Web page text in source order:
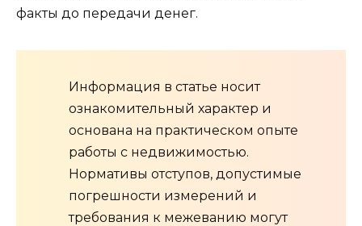
факты до передачи денег.
Информация в статье носит
ознакомительный характер и
основана на практическом опыте
работы с недвижимостью.
Нормативы отступов, допустимые
погрешности измерений и
требования к межеванию могут